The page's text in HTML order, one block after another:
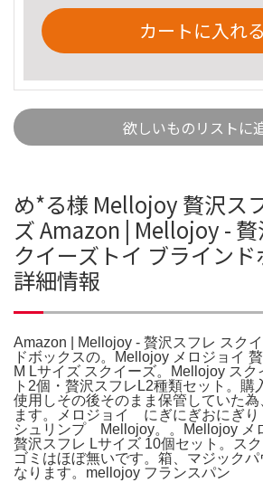
カートに入れる
欲しいものリストに
め*る様 Mellojoy 贅沢ス
ズ Amazon | Mellojoy -
クイーズトイ ブライン
詳細情報
Amazon | Mellojoy - 贅沢スフレ スク
ドボックスの。Mellojoy メロジョイ
M Lサイズ スクイーズ。Mellojoy スク
ト2個・贅沢スフレL2種類セット。購
使用しその後そのまま保管していた
ます。メロジョイ にぎにぎおにぎ
シュリンプ Mellojoy。。Mellojoy メ
贅沢スフレ Lサイズ 10個セット。ス
ゴミはほぼ無いです。箱、マジック
なります。mellojoy フランスパン